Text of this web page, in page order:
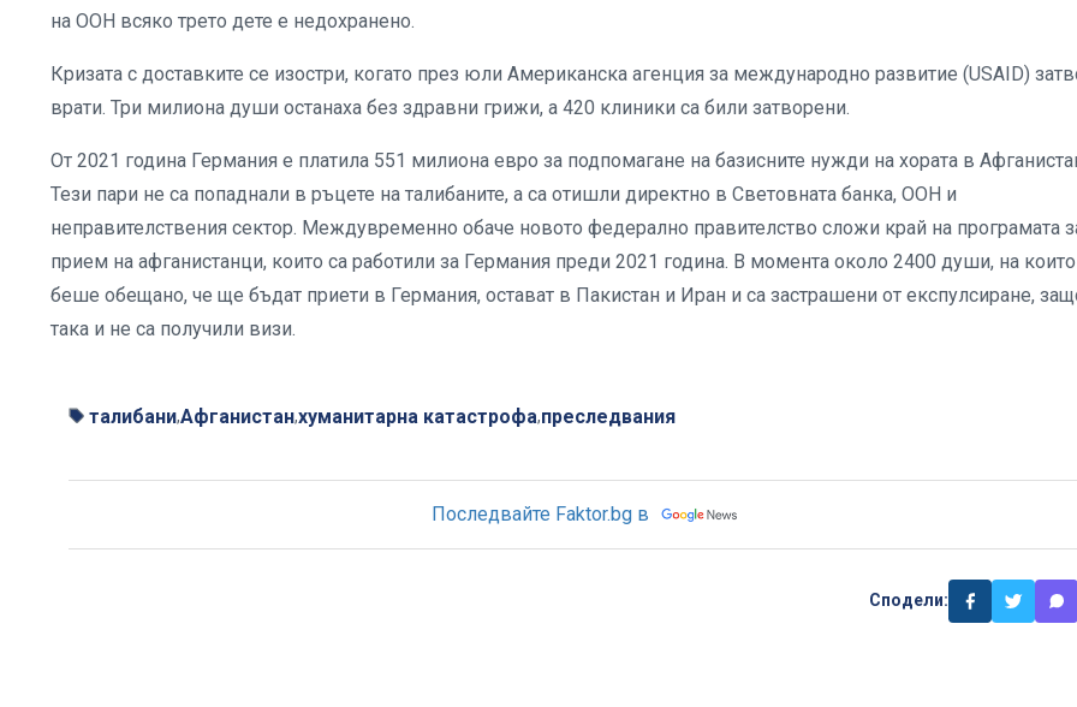
на ООН всяко трето дете е недохранено.
Кризата с доставките се изостри, когато през юли Американска агенция за международно развитие (USAID)
врати. Три милиона души останаха без здравни грижи, а 420 клиники са били затворени.
От 2021 година Германия е платила 551 милиона евро за подпомагане на базисните нужди на хората в
Тези пари не са попаднали в ръцете на талибаните, а са отишли директно в Световната банка, ООН и
неправителствения сектор. Междувременно обаче новото федерално правителство сложи край на програмата
прием на афганистанци, които са работили за Германия преди 2021 година. В момента около 2400 души, на които
беше обещано, че ще бъдат приети в Германия, остават в Пакистан и Иран и са застрашени от експулсиране,
така и не са получили визи.
талибани,Афганистан,хуманитарна катастрофа,преследвания
Последвайте Faktor.bg в
Сподели: